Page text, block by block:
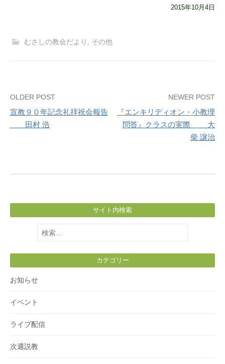
2015年10月4日
むさしの教会だより , その他
Post
navigation
OLDER POST
宣教９０年記念礼拝祝会報告
田村 浩
NEWER POST
『エンキリディオン・小教理
問答』クラスの実際 大
柴 譲治
サイト内検索
検
索:
カテゴリー
お知らせ
イベント
ライブ配信
次週説教